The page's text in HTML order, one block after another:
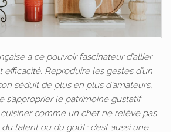
a ce pouvoir fascinateur d’allier
efficacité. Reproduire les gestes d’un
séduit de plus en plus d’amateurs,
s’approprier le patrimoine gustatif
cuisiner comme un chef ne relève pas
talent ou du goût : c’est aussi une